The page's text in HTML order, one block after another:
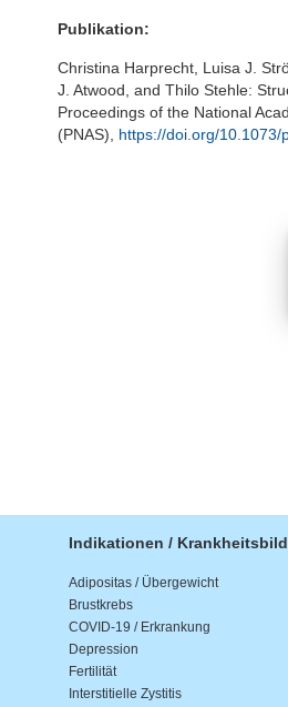
Publikation:
Christina Harprecht, Luisa J.
J. Atwood, and Thilo Stehle:
Proceedings of the National
(PNAS), https://doi.org/10.1073/
Indikationen /
Adipositas / Übergewicht
Brustkrebs
COVID-19 / Erkrankung
Depression
Fertilität
Interstitielle Zystitis